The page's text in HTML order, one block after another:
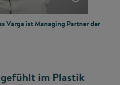
Varga ist Managing Partner der
im Plastik